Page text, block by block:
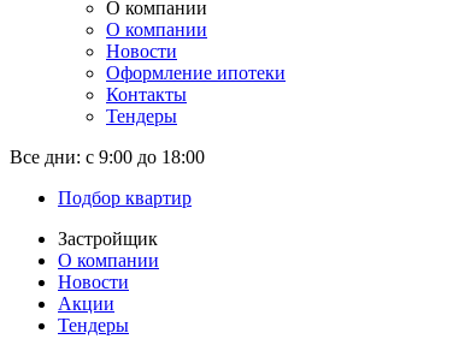
О компании
О компании
Новости
Оформление ипотеки
Контакты
Тендеры
Все дни: с 9:00 до 18:00
Подбор квартир
Застройщик
О компании
Новости
Акции
Тендеры